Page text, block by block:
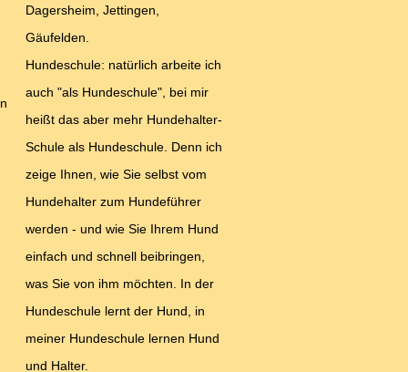
Dagersheim, Jettingen,
Gäufelden.
Hundeschule: natürlich arbeite ich
auch "als Hundeschule", bei mir
heißt das aber mehr Hundehalter-
Schule als Hundeschule. Denn ich
zeige Ihnen, wie Sie selbst vom
Hundehalter zum Hundeführer
werden - und wie Sie Ihrem Hund
einfach und schnell beibringen,
was Sie von ihm möchten. In der
Hundeschule lernt der Hund, in
meiner Hundeschule lernen Hund
und Halter.